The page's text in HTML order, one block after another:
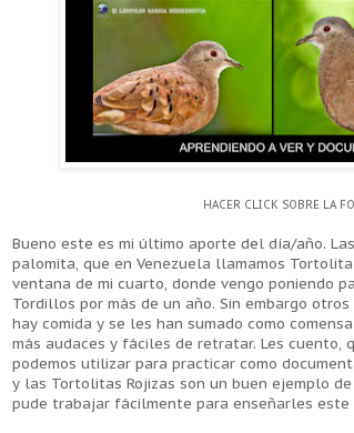
HACER CLICK SOBRE LA
Bueno este es mi último aporte del día/año.
palomita, que en Venezuela llamamos
ventana de mi cuarto, donde vengo poniendo
Tordillos por más de un año. Sin embargo
hay comida y se les han sumado como
más audaces y fáciles de retratar. Les cuento,
podemos utilizar para practicar como
y las Tortolitas Rojizas son un buen ejemplo
pude trabajar fácilmente para enseñarles este